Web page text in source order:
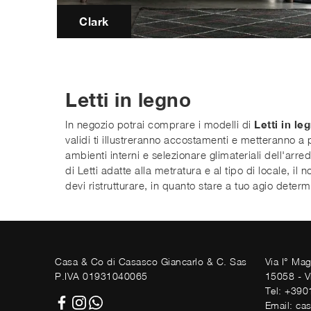
Clark
Letti in legno
In negozio potrai comprare i modelli di Letti in
validi ti illustreranno accostamenti e metteranno
ambienti interni e selezionare glimateriali
di Letti adatte alla metratura e al tipo di locale, il
devi ristrutturare, in quanto stare a tuo agio
Casa & Co di Casasco Giancarlo & C. Sas
P.IVA 01931040065
Via I°
15058 -
Tel:
Email: